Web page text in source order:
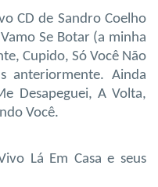
CD de Sandro Coelho
Se Botar (a minha
Cupido, Só Você Não
anteriormente. Ainda
Desapeguei, A Volta,
Você.
Lá Em Casa e seus